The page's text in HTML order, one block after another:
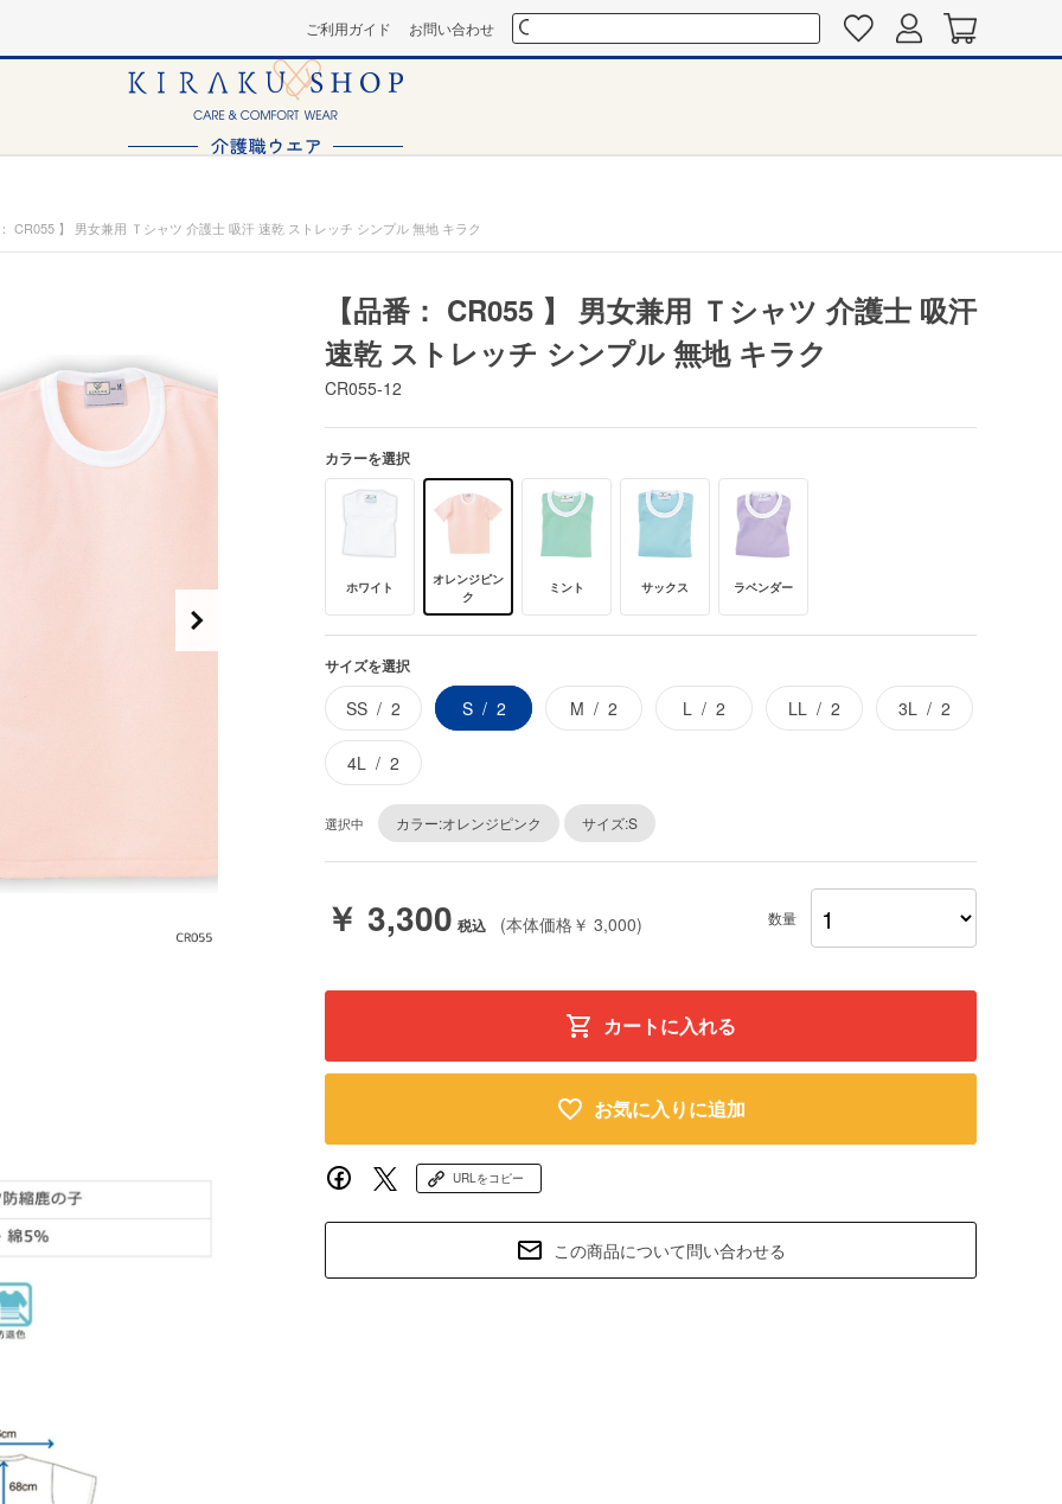
ご利用ガイド お問い合わせ
CR055 】 男女兼用 Ｔシャツ 介護士 吸汗 速乾 ストレッチ シンプル 無地 キラク
【品番： CR055 】 男女兼用 Ｔシャツ 介護士 吸汗
速乾 ストレッチ シンプル 無地 キラク
CR055-12
カラーを選択
ホワイト
オレンジピン
ク
ミント サックス ラベンダー
サイズを選択
SS 2 S 2 M 2 L 2 LL 2 3L 2
4L 2
選択中 カラー:オレンジピンク サイズ:S
￥ 3,300 (本体価格￥ 3,000) 数量
カートに入れる
お気に入りに追加
URLをコピー
この商品について問い合わせる